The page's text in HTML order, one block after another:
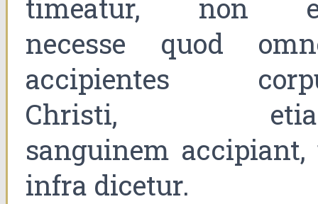
timeatur, non
necesse quod
accipientes
Christi,
sanguinem accipiant,
infra dicetur.